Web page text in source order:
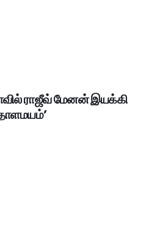
ராஜீவ் மேனன் இயக்கி